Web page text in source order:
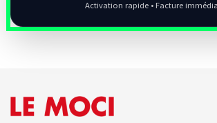
Activation rapide • Facture